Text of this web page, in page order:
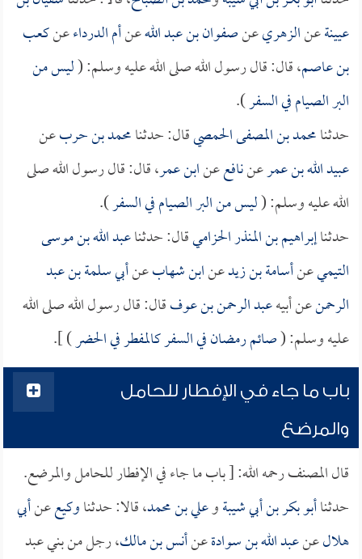
عيينةعنالزهريعنصفوان بن عبد اللهعنأم الدرداءعنكعب
بن عاصم، قال: قال رسول الله صلى الله عليه وسلم: (ليس من
البر الصيام في السفر).
حدثنامحمد بن المصفى الحمصيقال: حدثنامحمد بن حربعن
عبيد الله بن عمرعننافععنابن عمر، قال: قال رسول الله صلى
الله عليه وسلم: (ليس من البر الصيام في السفر).
حدثناإبراهيم بن المنذر الحزاميقال: حدثناعبد الله بن موسى
التيميعنأسامة بن زيدعنابن شهابعنأبي سلمة بن عبد
الرحمنعن أبيهعبد الرحمن بن عوفقال: قال رسول الله صلى الله
عليه وسلم: (صائم رمضان في السفر كالمفطر في الحضر) ].
باب ما جاء في الإفطار للحامل
والمرضع
قال المصنف رحمه الله: [ باب ما جاء في الإفطار للحامل والمرضع.
حدثناأبو بكر بن أبي شيبةوعلي بن محمد، قالا: حدثناوكيععنأبي
هلالعنعبد الله بن سوادةعنأنس بن مالك، رجل من بني عبد